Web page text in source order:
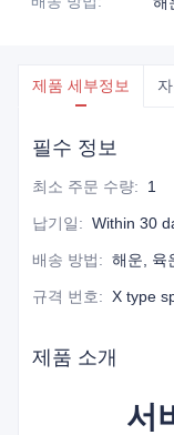
제품 세부정보
필수 정보
최소 주문 수량: 1
납기일: Within 30
배송 방법: 해운, 육
규격 번호: X type
제품 소개
서